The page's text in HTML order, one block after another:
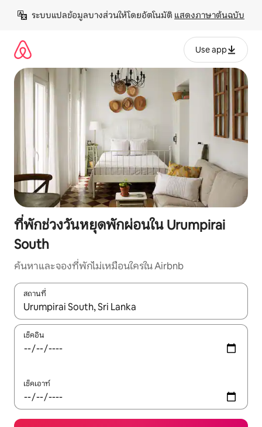
เนื้อหา
ระบบแปลข้อมูลบางส่วนให้โดยอัตโนมัติ แสดงภาษาต้นฉบับ
Use app
ที่พักช่วงวันหยุดพักผ่อนใน Urumpirai
South
ค้นหาและจองที่พักไม่เหมือนใครใน Airbnb
สถานที่
ใช้ลูกศรขึ้นลง หรือใช้การสัมผัสหรือปัด เพื่อสำรวจผลการค้นหา
เช็คอิน
เช็คเอาท์